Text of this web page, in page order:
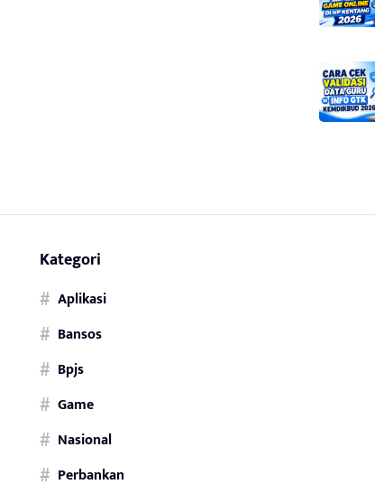
Kategori
Aplikasi
Bansos
Bpjs
Game
Nasional
Perbankan